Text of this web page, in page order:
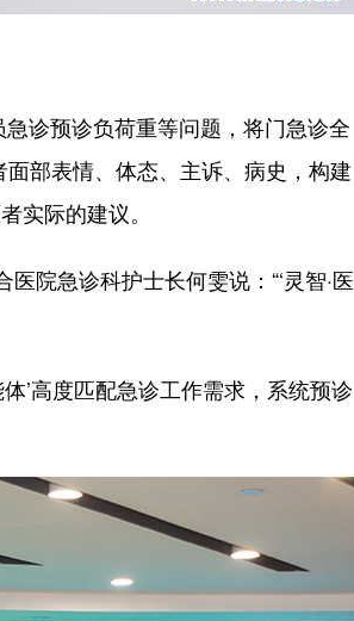
诊预诊负荷重等问题，将门急诊全
部表情、体态、主诉、病史，构建
实际的建议。
院急诊科护士长何雯说：“‘灵智·医
’高度匹配急诊工作需求，系统预诊